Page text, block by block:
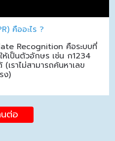
คืออะไร ?
Recognition คือระบบที่
เป็นตัวอักษร เช่น ก1234
เราไม่สามารถค้นหาเลข
ง)
ต่อ